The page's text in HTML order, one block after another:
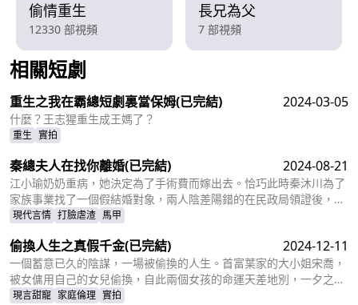
偷情重生
12330 部視頻
長兄為父
7 部視頻
相關短劇
重生之我在霸總短劇裏當保姆(已完結) 2024-03-05
什麼？王志猩重生成王媽了？
重生 實拍
秦總夫人在找你離婚(已完結) 2024-08-21
江小瑜奶奶重病，她決定為了手術費而嫁出去。恰巧此時秦沐川為了
家族事業找了一個假結婚對象，兩人陰差陽錯的在民政局領證後，秦
沐川計劃一年後離婚並留下電話。一年後，江小瑜在秦沐川的公司面
現代言情 打臉虐渣 馬甲
偷換人生之真假千金(已完結) 2024-12-11
一個蓄意已久的陰謀，一場被偷換的人生。首富葉家的大小姐宋喬，
被女傭用自己的女兒偷換，自此兩個女孩的命運天差地別，一夕之間
本該是天之驕女的宋喬淪落為傭人女兒，從小備受折磨。而本該貧窮
現言甜寵 家庭倫理 實拍